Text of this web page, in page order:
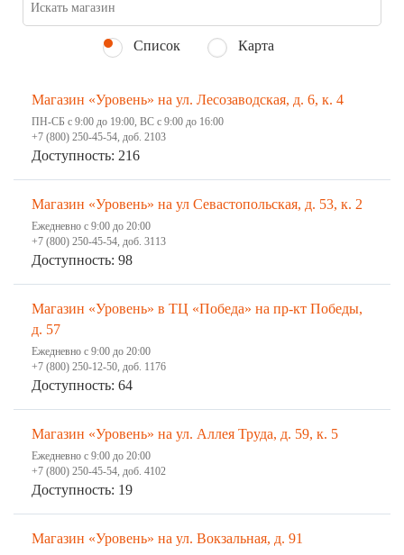
Список Карта
Магазин «Уровень» на ул. Лесозаводская, д. 6, к. 4
ПН-СБ с 9:00 до 19:00, ВС с 9:00 до 16:00
+7 (800) 250-45-54, доб. 2103
Доступность: 216
Магазин «Уровень» на ул Севастопольская, д. 53, к. 2
Ежедневно с 9:00 до 20:00
+7 (800) 250-45-54, доб. 3113
Доступность: 98
Магазин «Уровень» в ТЦ «Победа» на пр-кт Победы,
д. 57
Ежедневно с 9:00 до 20:00
+7 (800) 250-12-50, доб. 1176
Доступность: 64
Магазин «Уровень» на ул. Аллея Труда, д. 59, к. 5
Ежедневно с 9:00 до 20:00
+7 (800) 250-45-54, доб. 4102
Доступность: 19
Магазин «Уровень» на ул. Вокзальная, д. 91